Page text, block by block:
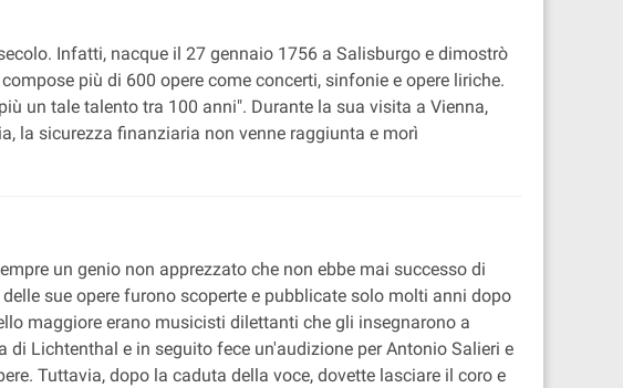
Infatti, nacque il 27 gennaio 1756 a Salisburgo e dimostrò
più di 600 opere come concerti, sinfonie e opere liriche.
un tale talento tra 100 anni". Durante la sua visita a Vienna,
la sicurezza finanziaria non venne raggiunta e morì
un genio non apprezzato che non ebbe mai successo di
sue opere furono scoperte e pubblicate solo molti anni dopo
maggiore erano musicisti dilettanti che gli insegnarono a
Lichtenthal e in seguito fece un'audizione per Antonio Salieri e
Tuttavia, dopo la caduta della voce, dovette lasciare il coro e